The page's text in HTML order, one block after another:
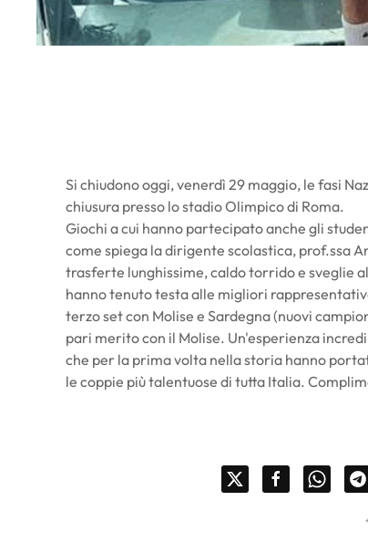
Si chiudono oggi, venerdì 29 maggio, le fasi
chiusura presso lo stadio Olimpico di Roma.
Giochi a cui hanno partecipato anche gli
come spiega la dirigente scolastica, prof.ssa
trasferte lunghissime, caldo torrido e sveglie
hanno tenuto testa alle migliori
terzo set con Molise e Sardegna (nuovi
pari merito con il Molise. Un'esperienza
che per la prima volta nella storia hanno
le coppie più talentuose di tutta Italia.